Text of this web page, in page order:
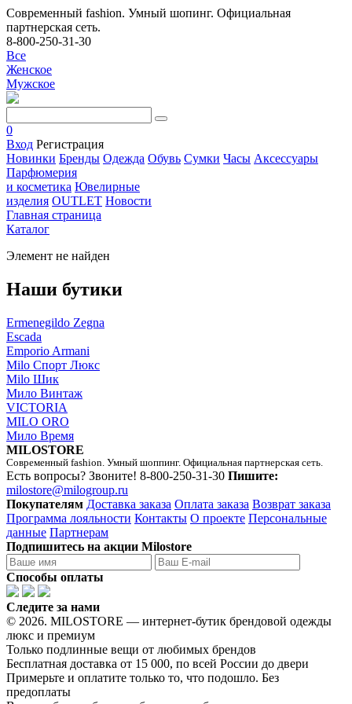
Современный fashion. Умный шопинг. Официальная
партнерская сеть.
8-800-250-31-30
Все
Женское
Мужское
0
Вход Регистрация
Новинки Бренды Одежда Обувь Сумки Часы Аксессуары
Парфюмерия
и косметика Ювелирные
изделия OUTLET Новости
Главная страница
Каталог
Элемент не найден
Наши бутики
Ermenegildo Zegna
Escada
Emporio Armani
Milo Спорт Люкс
Milo Шик
Мило Винтаж
VICTORIA
MILO ORO
Мило Время
MILOSTORE
Современный fashion. Умный шоппинг. Официальная партнерская сеть.
Есть вопросы? Звоните! 8-800-250-31-30 Пишите:
milostore@milogroup.ru
Покупателям Доставка заказа Оплата заказа Возврат заказа
Программа лояльности Контакты О проекте Персональные
данные Партнерам
Подпишитесь на акции Milostore
Способы оплаты
Следите за нами
© 2026. MILOSTORE — интернет-бутик брендовой одежды
люкс и премиум
Только подлинные вещи от любимых брендов
Бесплатная доставка от 15 000, по всей России до двери
Примерьте и оплатите только то, что подошло. Без
предоплаты